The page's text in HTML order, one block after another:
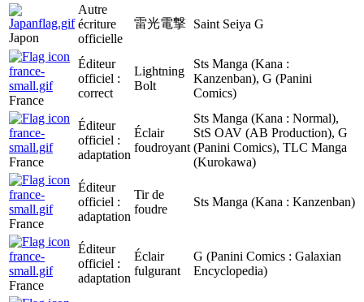
Japon
Autre
écriture
officielle
雷光電撃 Saint Seiya G
France
Éditeur
officiel :
correct
Lightning
Bolt
Sts Manga (Kana :
Kanzenban), G (Panini
Comics)
France
Éditeur
officiel :
adaptation
Éclair
foudroyant
Sts Manga (Kana : Normal),
StS OAV (AB Production), G
(Panini Comics), TLC Manga
(Kurokawa)
France
Éditeur
officiel :
adaptation
Tir de
foudre
Sts Manga (Kana : Kanzenban)
France
Éditeur
officiel :
adaptation
Éclair
fulgurant
G (Panini Comics : Galaxian
Encyclopedia)